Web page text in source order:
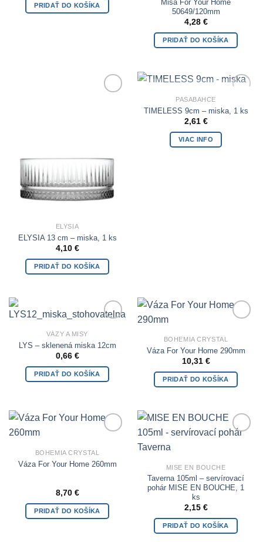
PRIDAŤ DO KOŠÍKA
Misa For Your Home
50649/120mm
4,28 €
PRIDAŤ DO KOŠÍKA
ELYSIA
ELYSIA 13 cm – miska, 1 ks
4,10 €
PRIDAŤ DO KOŠÍKA
Wishlist
PASABAHCE
TIMELESS 9cm – miska, 1 ks
2,61 €
VIAC INFO
VÁZY A MISY
LYS – sklenená miska 12cm
0,66 €
PRIDAŤ DO KOŠÍKA
BOHEMIA CRYSTAL
Váza For Your Home 290mm
10,31 €
PRIDAŤ DO KOŠÍKA
BOHEMIA CRYSTAL
Váza For Your Home 260mm
8,70 €
PRIDAŤ DO KOŠÍKA
MISE EN BOUCHE
Taverna 105ml – servírovací
pohár MISE EN BOUCHE, 1
ks
2,15 €
PRIDAŤ DO KOŠÍKA